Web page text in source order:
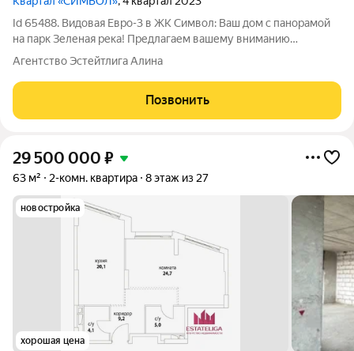
Id 65488. Видовая Евро-3 в ЖК Символ: Ваш дом с панорамой
на парк Зеленая река! Предлагаем вашему вниманию
статусную евро-3-комнатную квартиру площадью 67,7 м в
расположена на видовом 15-м этаже и
Агентство Эстейтлига Алина
Позвонить
29 500 000 ₽
63 м² 2-комн. квартира 8 этаж из 27
новостройка
хорошая цена